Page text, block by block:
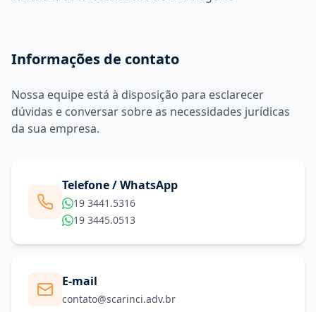
Informações de contato
Nossa equipe está à disposição para esclarecer
dúvidas e conversar sobre as necessidades jurídicas
da sua empresa.
Telefone / WhatsApp
19 3441.5316
19 3445.0513
E-mail
contato@scarinci.adv.br